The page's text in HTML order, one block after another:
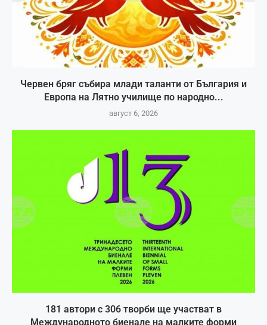
Червен бряг събира млади таланти от България и
Европа на Лятно училище по народно...
август 6, 2026
181 автори с 306 творби ще участват в
Международното биенале на малките форми